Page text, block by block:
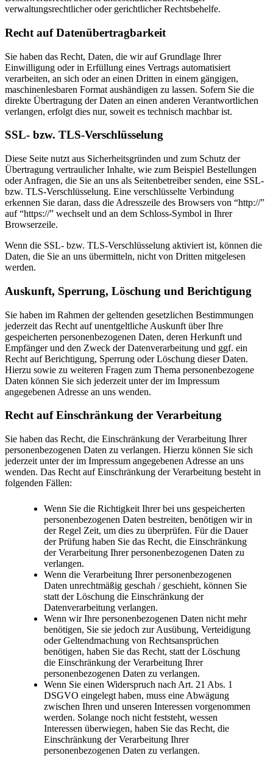
verwaltungsrechtlicher oder gerichtlicher Rechtsbehelfe.
Recht auf Datenübertragbarkeit
Sie haben das Recht, Daten, die wir auf Grundlage Ihrer
Einwilligung oder in Erfüllung eines Vertrags automatisiert
verarbeiten, an sich oder an einen Dritten in einem gängigen,
maschinenlesbaren Format aushändigen zu lassen. Sofern Sie die
direkte Übertragung der Daten an einen anderen Verantwortlichen
verlangen, erfolgt dies nur, soweit es technisch machbar ist.
SSL- bzw. TLS-Verschlüsselung
Diese Seite nutzt aus Sicherheitsgründen und zum Schutz der
Übertragung vertraulicher Inhalte, wie zum Beispiel Bestellungen
oder Anfragen, die Sie an uns als Seitenbetreiber senden, eine SSL-
bzw. TLS-Verschlüsselung. Eine verschlüsselte Verbindung
erkennen Sie daran, dass die Adresszeile des Browsers von “http://”
auf “https://” wechselt und an dem Schloss-Symbol in Ihrer
Browserzeile.
Wenn die SSL- bzw. TLS-Verschlüsselung aktiviert ist, können die
Daten, die Sie an uns übermitteln, nicht von Dritten mitgelesen
werden.
Auskunft, Sperrung, Löschung und Berichtigung
Sie haben im Rahmen der geltenden gesetzlichen Bestimmungen
jederzeit das Recht auf unentgeltliche Auskunft über Ihre
gespeicherten personenbezogenen Daten, deren Herkunft und
Empfänger und den Zweck der Datenverarbeitung und ggf. ein
Recht auf Berichtigung, Sperrung oder Löschung dieser Daten.
Hierzu sowie zu weiteren Fragen zum Thema personenbezogene
Daten können Sie sich jederzeit unter der im Impressum
angegebenen Adresse an uns wenden.
Recht auf Einschränkung der Verarbeitung
Sie haben das Recht, die Einschränkung der Verarbeitung Ihrer
personenbezogenen Daten zu verlangen. Hierzu können Sie sich
jederzeit unter der im Impressum angegebenen Adresse an uns
wenden. Das Recht auf Einschränkung der Verarbeitung besteht in
folgenden Fällen:
Wenn Sie die Richtigkeit Ihrer bei uns gespeicherten
personenbezogenen Daten bestreiten, benötigen wir in
der Regel Zeit, um dies zu überprüfen. Für die Dauer
der Prüfung haben Sie das Recht, die Einschränkung
der Verarbeitung Ihrer personenbezogenen Daten zu
verlangen.
Wenn die Verarbeitung Ihrer personenbezogenen
Daten unrechtmäßig geschah / geschieht, können Sie
statt der Löschung die Einschränkung der
Datenverarbeitung verlangen.
Wenn wir Ihre personenbezogenen Daten nicht mehr
benötigen, Sie sie jedoch zur Ausübung, Verteidigung
oder Geltendmachung von Rechtsansprüchen
benötigen, haben Sie das Recht, statt der Löschung
die Einschränkung der Verarbeitung Ihrer
personenbezogenen Daten zu verlangen.
Wenn Sie einen Widerspruch nach Art. 21 Abs. 1
DSGVO eingelegt haben, muss eine Abwägung
zwischen Ihren und unseren Interessen vorgenommen
werden. Solange noch nicht feststeht, wessen
Interessen überwiegen, haben Sie das Recht, die
Einschränkung der Verarbeitung Ihrer
personenbezogenen Daten zu verlangen.